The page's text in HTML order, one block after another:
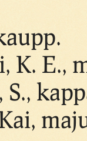
K. E.,